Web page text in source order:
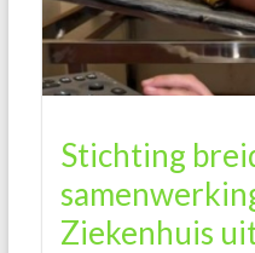
Stichting
Ziekenhuis